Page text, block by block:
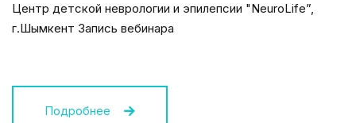
Центр детской неврологии и эпилепсии "NeuroLife”,
г.Шымкент Запись вебинара
Подробнее